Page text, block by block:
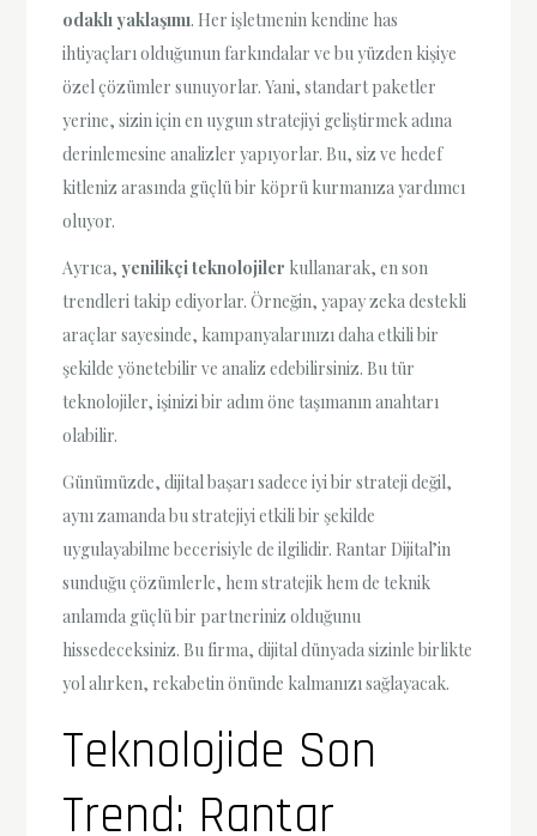
odaklı yaklaşımı. Her işletmenin kendine has
ihtiyaçları olduğunun farkındalar ve bu yüzden kişiye
özel çözümler sunuyorlar. Yani, standart paketler
yerine, sizin için en uygun stratejiyi geliştirmek adına
derinlemesine analizler yapıyorlar. Bu, siz ve hedef
kitleniz arasında güçlü bir köprü kurmanıza yardımcı
oluyor.
Ayrıca,yenilikçi teknolojiler kullanarak, en son
trendleri takip ediyorlar. Örneğin, yapay zeka destekli
araçlar sayesinde, kampanyalarınızı daha etkili bir
şekilde yönetebilir ve analiz edebilirsiniz. Bu tür
teknolojiler, işinizi bir adım öne taşımanın anahtarı
olabilir.
Günümüzde, dijital başarı sadece iyi bir strateji değil,
aynı zamanda bu stratejiyi etkili bir şekilde
uygulayabilme becerisiyle de ilgilidir. Rantar Dijital’in
sunduğu çözümlerle, hem stratejik hem de teknik
anlamda güçlü bir partneriniz olduğunu
hissedeceksiniz. Bu firma, dijital dünyada sizinle birlikte
yol alırken, rekabetin önünde kalmanızı sağlayacak.
Teknolojide Son
Trend: Rantar